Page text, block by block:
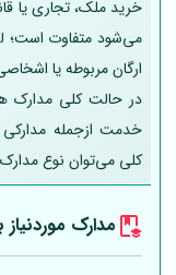
خرید ملک، تجاری یا
می‌شود متفاوت است؛
ارگان مربوطه یا
در حالت کلی مدارک
خدمت ازجمله
کلی می‌توان نوع
مدارک